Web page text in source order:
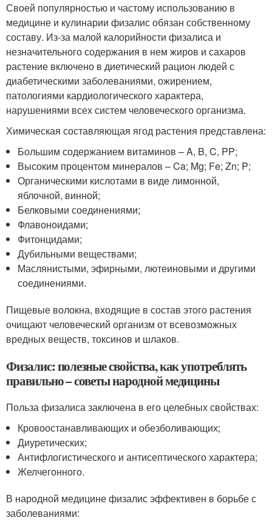
Своей популярностью и частому использованию в
медицине и кулинарии физалис обязан собственному
составу. Из-за малой калорийности физалиса и
незначительного содержания в нем жиров и сахаров
растение включено в диетический рацион людей с
диабетическими заболеваниями, ожирением,
патологиями кардиологического характера,
нарушениями всех систем человеческого организма.
Химическая составляющая ягод растения представлена:
Большим содержанием витаминов – A, B, C, PP;
Высоким процентом минералов – Ca; Mg; Fe; Zn; P;
Органическими кислотами в виде лимонной,
яблочной, винной;
Белковыми соединениями;
Флавоноидами;
Фитонцидами;
Дубильными веществами;
Маслянистыми, эфирными, лютеиновыми и другими
соединениями.
Пищевые волокна, входящие в состав этого растения
очищают человеческий организм от всевозможных
вредных веществ, токсинов и шлаков.
Физалис: полезные свойства, как употреблять
правильно – советы народной медицины
Польза физалиса заключена в его целебных свойствах:
Кровоостанавливающих и обезболивающих;
Диуретических;
Антифлогистического и антисептического характера;
Желчегонного.
В народной медицине физалис эффективен в борьбе с
заболеваниями: